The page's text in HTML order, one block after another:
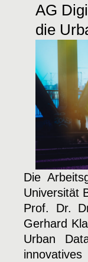
AG
die
Die
Universität
Prof. Dr.
Gerhard
Urban